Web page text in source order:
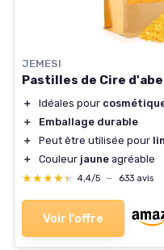
JEMESI
Pastilles de Cire
＋ Idéales pour
＋
Emballage durable
＋
Peut être utilisée pour
＋
Couleur jaune agréable
★★★★★
★★★★★ 4,4/5 — 633 avis
Voir l'offre